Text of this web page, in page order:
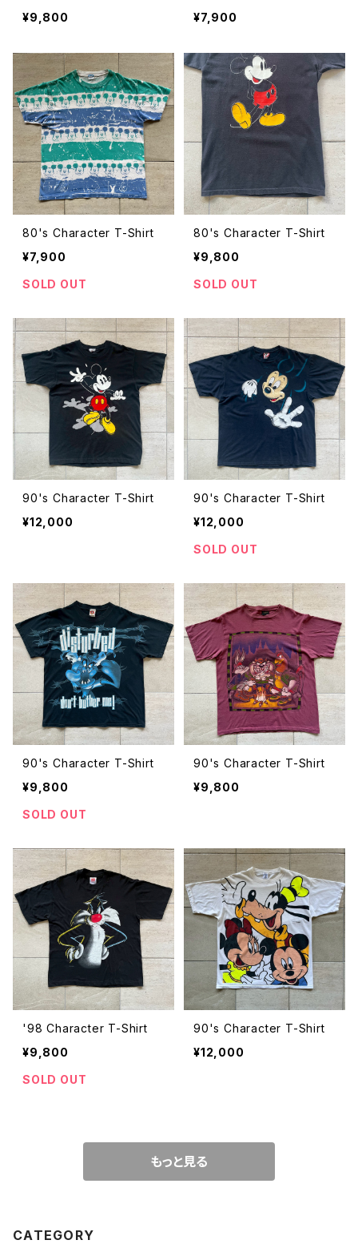
¥9,800 ¥7,900
80's Character T-Shirt
¥7,900
SOLD OUT
80's Character T-Shirt
¥9,800
SOLD OUT
90's Character T-Shirt
¥12,000
90's Character T-Shirt
¥12,000
SOLD OUT
90's Character T-Shirt
¥9,800
SOLD OUT
90's Character T-Shirt
¥9,800
'98 Character T-Shirt
¥9,800
SOLD OUT
90's Character T-Shirt
¥12,000
もっと見る
CATEGORY